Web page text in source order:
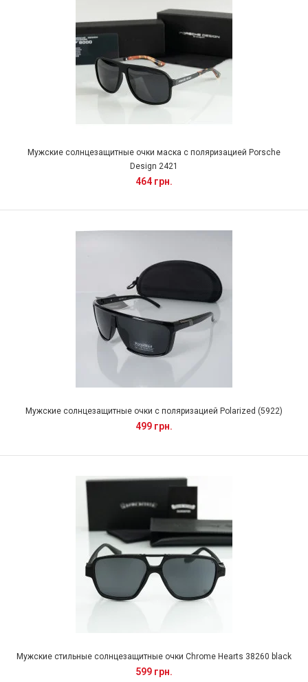
Мужские солнцезащитные очки маска с поляризацией Porsche
Design 2421
464 грн.
Мужские солнцезащитные очки с поляризацией Polarized (5922)
499 грн.
Мужские стильные солнцезащитные очки Chrome Hearts 38260 black
599 грн.